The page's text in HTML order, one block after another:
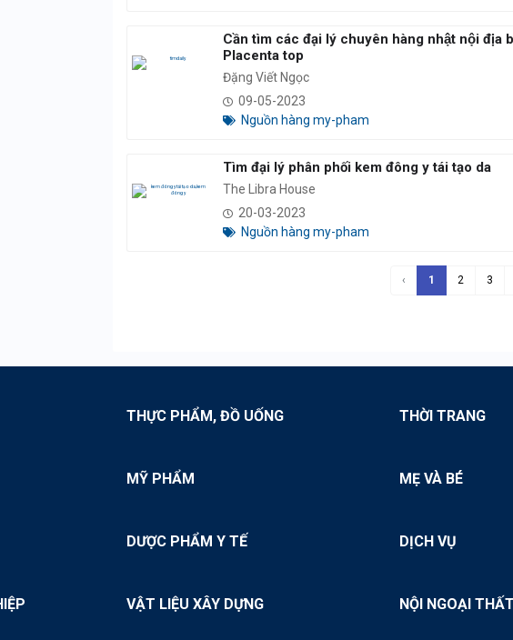
Cần tìm các đại lý chuyên hàng nhật nội địa
Placenta top
Đặng Viết Ngọc
09-05-2023
Nguồn hàng my-pham
Tìm đại lý phân phối kem đông y tái tạo da
The Libra House
20-03-2023
Nguồn hàng my-pham
‹ 1 2 3
THỰC PHẨM, ĐỒ UỐNG THỜI TRANG
MỸ PHẨM MẸ VÀ BÉ
DƯỢC PHẨM Y TẾ DỊCH VỤ
VẬT LIỆU XÂY DỰNG NỘI NGOẠI THẤT